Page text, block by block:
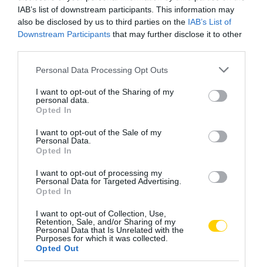
IAB’s list of downstream participants. This information may
also be disclosed by us to third parties on the IAB’s List of
Downstream Participants that may further disclose it to other
Please note that this website/app uses one or more Google
not limited to your visit or usage behaviour. You may click to
grant or deny consent to Google and its third-party tags to
use your data for below specified purposes in below Google
consent section.
Personal Data Processing Opt Outs
I want to opt-out of the Sharing of my
personal data.
Opted In
I want to opt-out of the Sale of my
Personal Data.
Opted In
I want to opt-out of processing my
Personal Data for Targeted Advertising.
Opted In
I want to opt-out of Collection, Use,
Retention, Sale, and/or Sharing of my
Personal Data that Is Unrelated with the
Purposes for which it was collected.
Opted Out